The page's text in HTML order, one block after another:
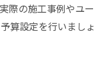
際の施工事例やユー
算設定を行いましょ